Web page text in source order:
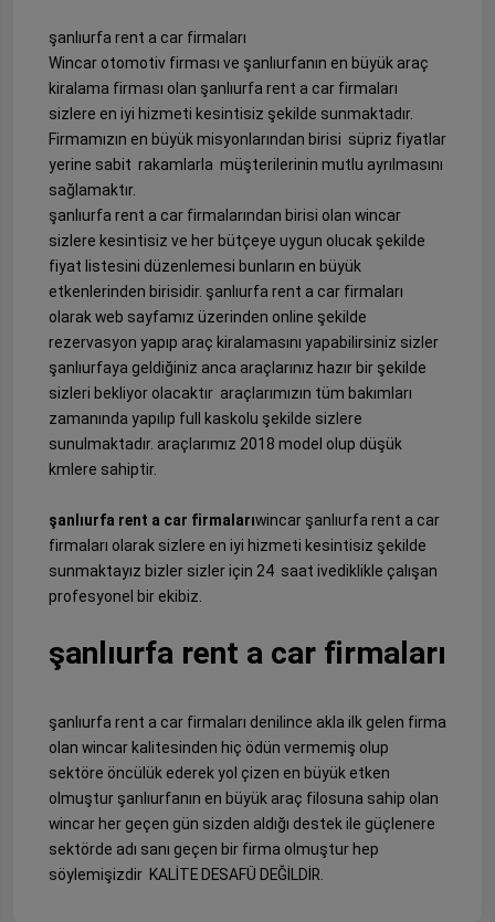
şanlıurfa rent a car firmaları
Wincar otomotiv firması ve şanlıurfanın en büyük araç
kiralama firması olan şanlıurfa rent a car firmaları
sizlere en iyi hizmeti kesintisiz şekilde sunmaktadır.
Firmamızın en büyük misyonlarından birisi süpriz fiyatlar
yerine sabit rakamlarla müşterilerinin mutlu ayrılmasını
sağlamaktır.
şanlıurfa rent a car firmalarından birisi olan wincar
sizlere kesintisiz ve her bütçeye uygun olucak şekilde
fiyat listesini düzenlemesi bunların en büyük
etkenlerinden birisidir. şanlıurfa rent a car firmaları
olarak web sayfamız üzerinden online şekilde
rezervasyon yapıp araç kiralamasını yapabilirsiniz sizler
şanlıurfaya geldiğiniz anca araçlarınız hazır bir şekilde
sizleri bekliyor olacaktır araçlarımızın tüm bakımları
zamanında yapılıp full kaskolu şekilde sizlere
sunulmaktadır. araçlarımız 2018 model olup düşük
kmlere sahiptir.
şanlıurfa rent a car firmalarıwincar şanlıurfa rent a car
firmaları olarak sizlere en iyi hizmeti kesintisiz şekilde
sunmaktayız bizler sizler için 24 saat ivediklikle çalışan
profesyonel bir ekibiz.
şanlıurfa rent a car firmaları
şanlıurfa rent a car firmaları denilince akla ilk gelen firma
olan wincar kalitesinden hiç ödün vermemiş olup
sektöre öncülük ederek yol çizen en büyük etken
olmuştur şanlıurfanın en büyük araç filosuna sahip olan
wincar her geçen gün sizden aldığı destek ile güçlenere
sektörde adı sanı geçen bir firma olmuştur hep
söylemişizdir KALİTE DESAFÜ DEĞİLDİR.